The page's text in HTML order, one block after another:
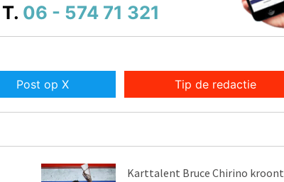
T. 06 - 574 71 321
Post op X Tip de redactie
Karttalent Bruce Chirino kroont